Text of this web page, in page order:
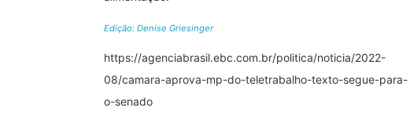
Edição: Denise Griesinger
https://agenciabrasil.ebc.com.br/politica/noticia/2022-
08/camara-aprova-mp-do-teletrabalho-texto-segue-para-
o-senado